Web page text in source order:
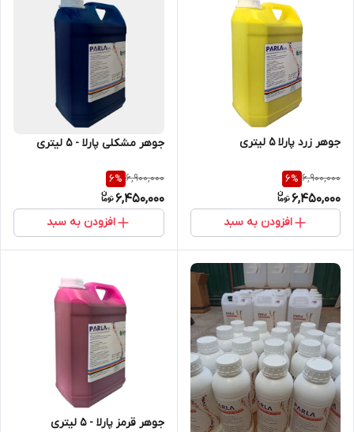
جوهر زرد پارلا 5 لیتری
6,900,000
6%
6,450,000
افزودن به سبد
جوهر مشکلی پارلا - 5 لیتری
6,900,000
6%
6,450,000
افزودن به سبد
جوهر قرمز پارلا - 5 لیتری